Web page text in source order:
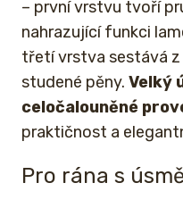
– první vrstvu tvoří
nahrazující funkci
třetí vrstva sestává z
studené pěny. Velký
celočalouněné
praktičnost a
Pro rána s